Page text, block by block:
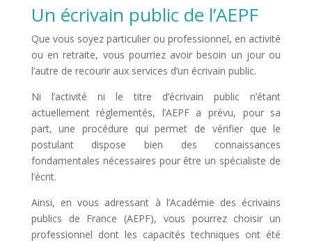
Un écrivain public de l’AEPF
Que vous soyez particulier ou professionnel, en activité
ou en retraite, vous pourriez avoir besoin un jour ou
l’autre de recourir aux services d’un écrivain public.
Ni l’activité ni le titre d’écrivain public n’étant
actuellement réglementés, l’AEPF a prévu, pour sa
part, une procédure qui permet de vérifier que le
postulant dispose bien des connaissances
fondamentales nécessaires pour être un spécialiste de
l’écrit.
Ainsi, en vous adressant à l’Académie des écrivains
publics de France (AEPF), vous pourrez choisir un
professionnel dont les capacités techniques ont été